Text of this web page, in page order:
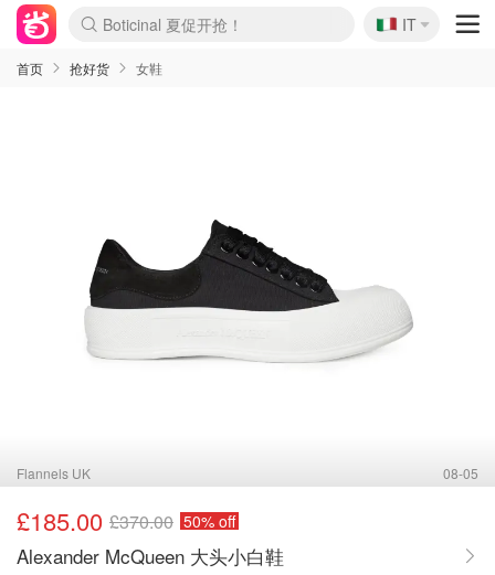
Boticinal 夏促开抢！
4折！lulu周四疯狂上新
速领！Stanley独家85折
Zalando 奥莱闪促！每日更新
🇮🇹
IT
首页 抢好货 女鞋
Flannels UK 08-05
£185.00 £370.00 50% off
Alexander McQueen 大头小白鞋